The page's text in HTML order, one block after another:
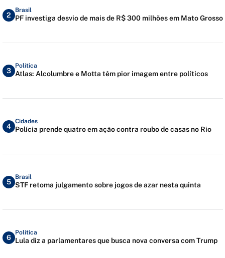
2
Brasil
PF investiga desvio de mais de R$ 300 milhões em Mato Grosso
3
Política
Atlas: Alcolumbre e Motta têm pior imagem entre políticos
4
Cidades
Polícia prende quatro em ação contra roubo de casas no Rio
5
Brasil
STF retoma julgamento sobre jogos de azar nesta quinta
6
Política
Lula diz a parlamentares que busca nova conversa com Trump